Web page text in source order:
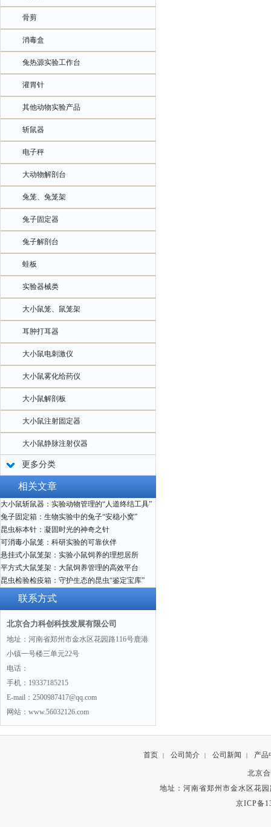
骨剪
消毒盒
兔热源实验工作台
灌胃针
其他动物实验产品
斩鼠器
电子秤
大动物解剖台
兔笼、兔笼架
兔子固定器
兔子解剖台
蛙板
实验器械类
大小鼠笼、鼠笼架
耳肿打耳器
大小鼠电刺激仪
大小鼠雾化给药仪
大小鼠解剖板
大小鼠注射固定器
大小鼠静脉注射仪器
更多分类
相关文章
大小鼠斩鼠器：实验动物管理的“人道终结工具”
兔子固定箱：生物实验中的兔子“安稳小窝”
昆虫标本针：凝固时光的神奇之针
可消毒小鼠笼：科研实验的可靠伙伴
悬挂式小鼠笼架：实验小鼠饲养的理想居所
平方式大鼠笼架：大鼠饲养管理的高效平台
昆虫检验检疫箱：守护生态的昆虫“鉴定宝库”
联系方式
北京合力科创科技发展有限公司
地址：河南省郑州市金水区花园路116号鹿港
小镇一号楼三单元22号
电话：
手机：19337185215
E-mail：2500987417@qq.com
网站：www.56032126.com
首页 | 公司简介 | 公司新闻 | 产品
北京
地址：河南省郑州市金水区花
京ICP备